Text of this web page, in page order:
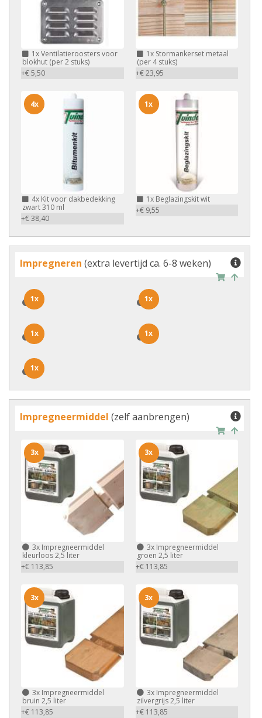
1xVentilatieroosters voor
blokhut (per 2 stuks)
+€ 5,50
1xStormankerset metaal
(per 4 stuks)
+€ 23,95
4x Kit voor dakbedekking
zwart 310 ml
+€ 38,40
4x
1xBeglazingskit wit
+€ 9,55
1x
Impregneren (extra levertijd ca. 6-8 weken)
1x
1x 1x
1x
1x
1x 1x
1x
1x
1x
Impregneermiddel (zelf aanbrengen)
3x Impregneermiddel
kleurloos 2,5 liter
+€ 113,85
3x
3xImpregneermiddel
groen 2,5 liter
+€ 113,85
3x
3x Impregneermiddel
bruin 2,5 liter
+€ 113,85
3x
3xImpregneermiddel
zilvergrijs 2,5 liter
+€ 113,85
3x